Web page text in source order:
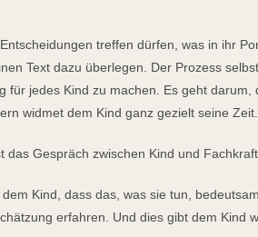
treffen dürfen, was in ihr
Text dazu überlegen. Der Prozess
jedes Kind zu machen. Es geht
widmet dem Kind ganz gezielt seine Zeit.
Gespräch zwischen Kind und
Kind, dass das, was sie tun,
erfahren. Und dies gibt dem